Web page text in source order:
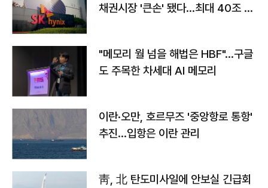
채권시장 '큰손' 됐다…최대 40조 투
"메모리 월 넘을 해법은 HBF"…구글
도 주목한 차세대 AI 메모리
이란·오만, 호르무즈 '중앙항로 통항'
추진…입항은 이란 관리
靑, 北 탄도미사일에 안보실 긴급회